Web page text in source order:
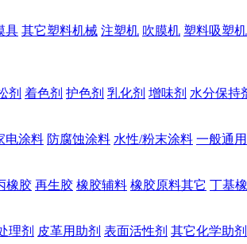
具 其它塑料机械 注塑机 吹膜机 塑料吸塑机
剂 着色剂 护色剂 乳化剂 增味剂 水分保持
电涂料 防腐蚀涂料 水性/粉末涂料 一般通
橡胶 再生胶 橡胶辅料 橡胶原料其它 丁基
理剂 皮革用助剂 表面活性剂 其它化学助剂